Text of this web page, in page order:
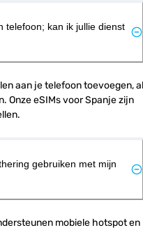
telefoon; kan ik jullie dienst
aan je telefoon toevoegen, al
Onze eSIMs voor Spanje zijn
gebruiken met mijn
mobiele hotspot en